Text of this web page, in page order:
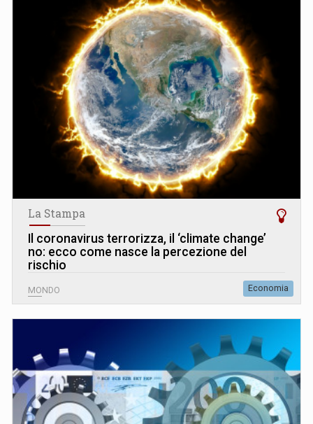
La Stampa
Il coronavirus terrorizza, il ‘climate change’
no: ecco come nasce la percezione del
rischio
MONDO Economia